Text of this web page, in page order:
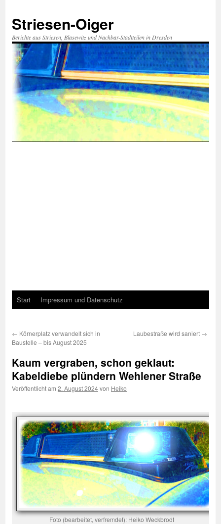
springen
Striesen-Oiger
Berichte aus Striesen, Blasewitz und Nachbar-Stadtteilen in Dresden
Start Impressum und Datenschutz
← Körnerplatz verwandelt sich in
Baustelle – bis August 2025
Laubestraße wird saniert →
Kaum vergraben, schon geklaut:
Kabeldiebe plündern Wehlener Straße
Veröffentlicht am 2. August 2024von Heiko
Foto (bearbeitet, verfremdet): Heiko Weckbrodt